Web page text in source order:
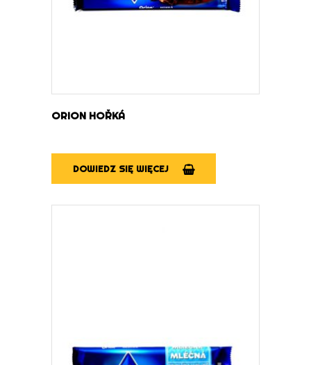
ORION HOŘKÁ
DOWIEDZ SIĘ WIĘCEJ